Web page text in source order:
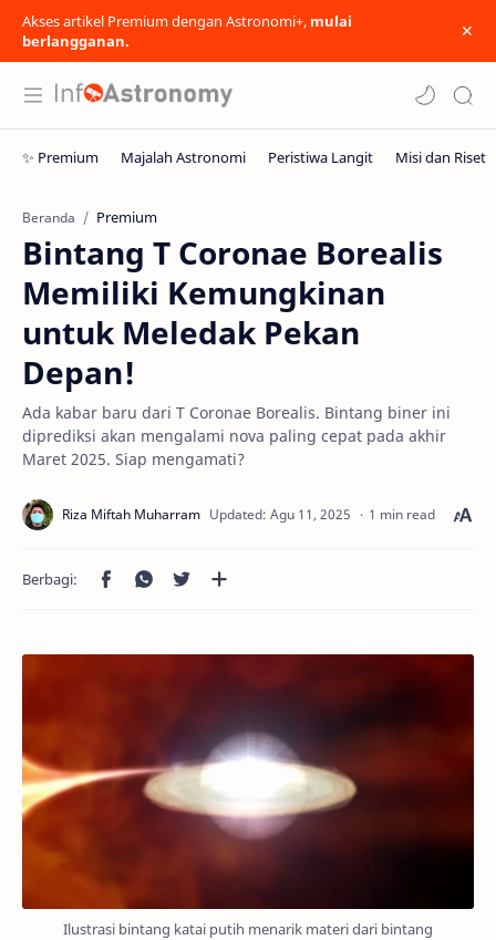
Akses artikel Premium dengan Astronomi+, mulai
berlangganan.
Beranda Premium
Bintang T Coronae Borealis
Memiliki Kemungkinan
untuk Meledak Pekan
Depan!
Ada kabar baru dari T Coronae Borealis. Bintang biner ini
diprediksi akan mengalami nova paling cepat pada akhir
Maret 2025. Siap mengamati?
1 min read
Ilustrasi bintang katai putih menarik materi dari bintang